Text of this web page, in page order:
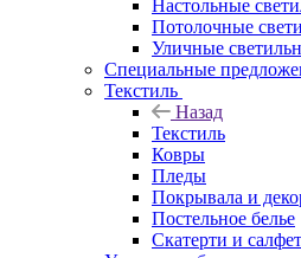
Настольные
Потолочные
Уличные
Специальные
Текстиль
Назад
Текстиль
Ковры
Пледы
Покрывала и
Постельное белье
Скатерти и